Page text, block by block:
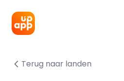
Terug naar landen